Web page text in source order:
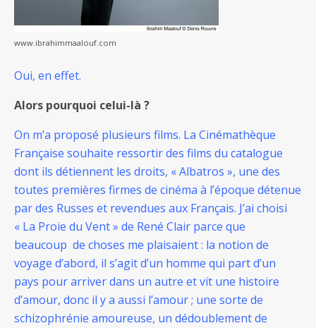
www.ibrahimmaalouf.com
Oui, en effet.
Alors pourquoi celui-là ?
On m’a proposé plusieurs films. La Cinémathèque
Française souhaite ressortir des films du catalogue
dont ils détiennent les droits, « Albatros », une des
toutes premières firmes de cinéma à l’époque détenue
par des Russes et revendues aux Français. J’ai choisi
« La Proie du Vent » de René Clair parce que
beaucoup de choses me plaisaient : la notion de
voyage d’abord, il s’agit d’un homme qui part d’un
pays pour arriver dans un autre et vit une histoire
d’amour, donc il y a aussi l’amour ; une sorte de
schizophrénie amoureuse, un dédoublement de